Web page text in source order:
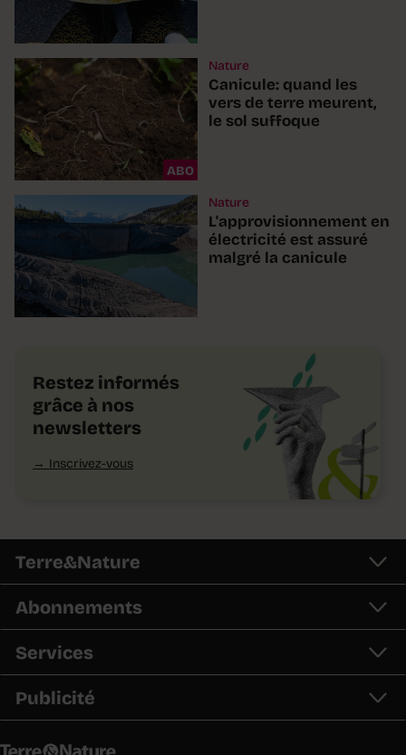
ABO
Nature
Canicule: quand les
vers de terre meurent,
le sol suffoque
Nature
L'approvisionnement en
électricité est assuré
malgré la canicule
Restez informés
grâce à nos
newsletters
Inscrivez-vous
Terre&Nature
Abonnements
Services
Publicité